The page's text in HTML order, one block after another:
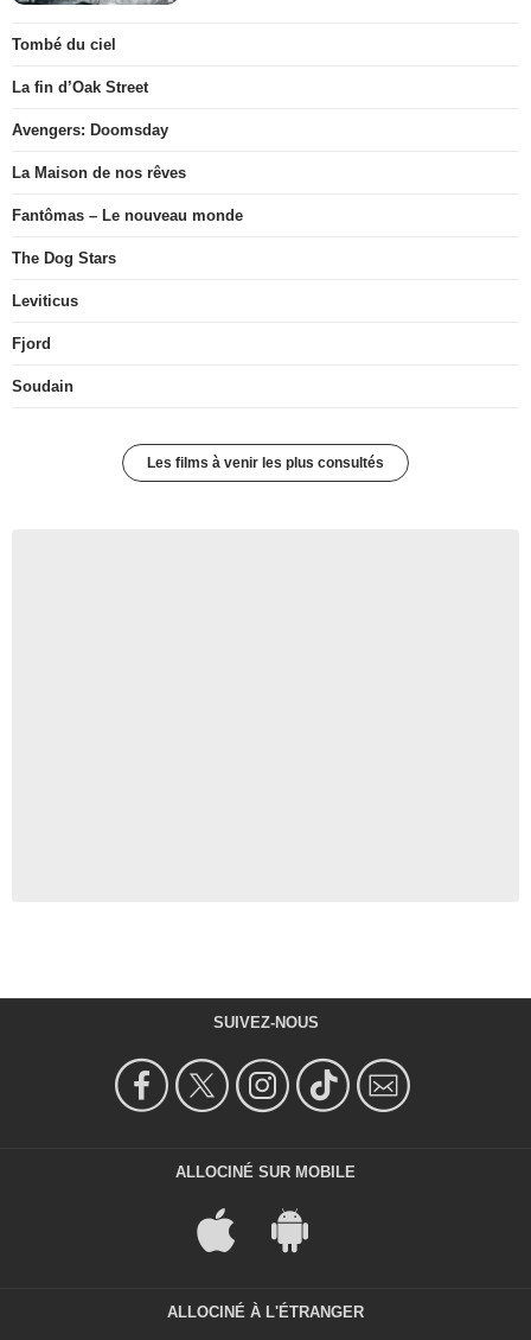
Tombé du ciel
La fin d’Oak Street
Avengers: Doomsday
La Maison de nos rêves
Fantômas – Le nouveau monde
The Dog Stars
Leviticus
Fjord
Soudain
Les films à venir les plus consultés
SUIVEZ-NOUS
ALLOCINÉ SUR MOBILE
ALLOCINÉ À L'ÉTRANGER